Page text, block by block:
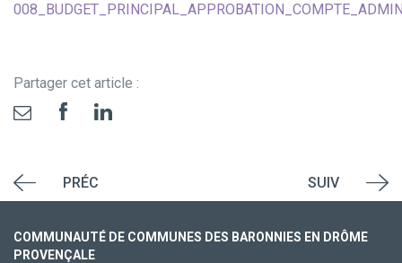
Partager cet article :
PRÉC SUIV
COMMUNAUTÉ DE COMMUNES DES BARONNIES EN DRÔME
PROVENÇALE